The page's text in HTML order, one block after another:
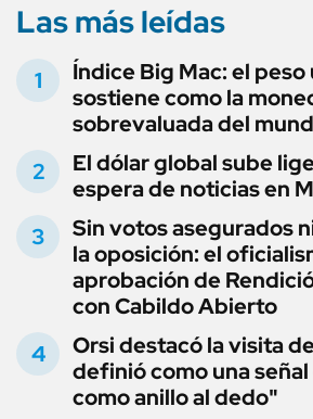
Las más leídas
Índice Big Mac: el
sostiene como la
sobrevaluada del
El dólar global sube
espera de noticias en
Sin votos asegurados
la oposición: el
aprobación de
con Cabildo Abierto
Orsi destacó la visita
definió como una
como anillo al dedo"